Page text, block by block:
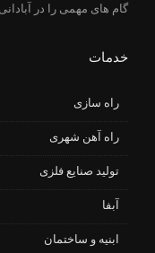
گام های مهمی را در
خدمات
راه سازی
راه آهن شهری
تولید صنایع فلزی
آبفا
ابنیه و ساختمان